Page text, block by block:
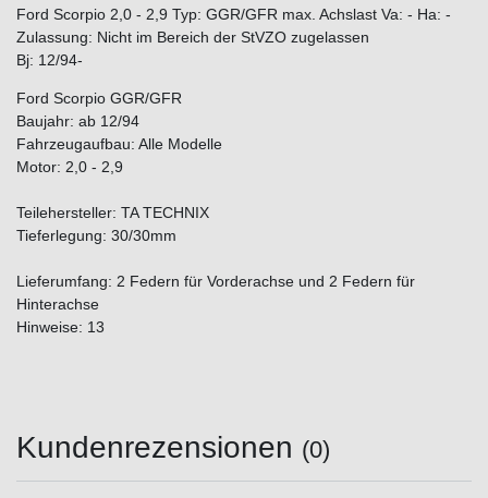
Ford Scorpio 2,0 - 2,9 Typ: GGR/GFR max. Achslast Va: - Ha: -
Zulassung: Nicht im Bereich der StVZO zugelassen
Bj: 12/94-
Ford Scorpio GGR/GFR
Baujahr: ab 12/94
Fahrzeugaufbau: Alle Modelle
Motor: 2,0 - 2,9
Teilehersteller: TA TECHNIX
Tieferlegung: 30/30mm
Lieferumfang: 2 Federn für Vorderachse und 2 Federn für
Hinterachse
Hinweise: 13
Kundenrezensionen (0)